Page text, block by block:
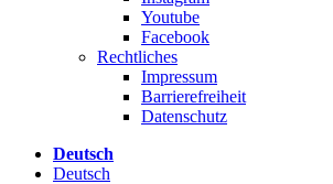
Youtube
Facebook
Rechtliches
Impressum
Barrierefreiheit
Datenschutz
Deutsch
Deutsch